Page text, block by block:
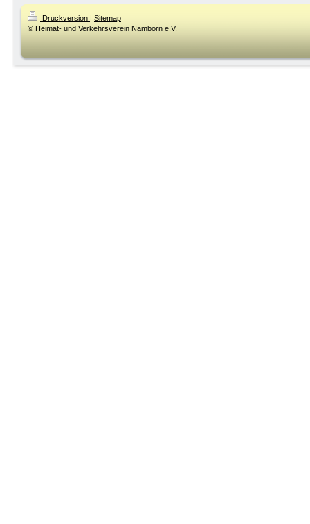
Druckversion | Sitemap
© Heimat- und Verkehrsverein Namborn e.V.